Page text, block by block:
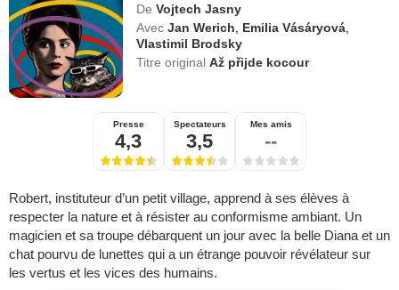
De Vojtech Jasny
Avec Jan Werich Emilia Vásáryová
Vlastimil Brodsky
Titre originalAž přijde kocour
Presse
4,3
Spectateurs
3,5
Mes amis
--
Robert, instituteur d’un petit village, apprend à ses élèves à
respecter la nature et à résister au conformisme ambiant. Un
magicien et sa troupe débarquent un jour avec la belle Diana et un
chat pourvu de lunettes qui a un étrange pouvoir révélateur sur
les vertus et les vices des humains.